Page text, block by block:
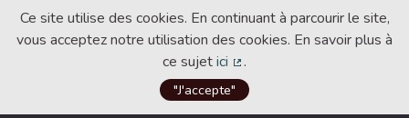
Ce site utilise des cookies. En continuant à parcourir le site,
vous acceptez notre utilisation des cookies. En savoir plus à
ce sujetici
(Lien externe)
.
"J'accepte"